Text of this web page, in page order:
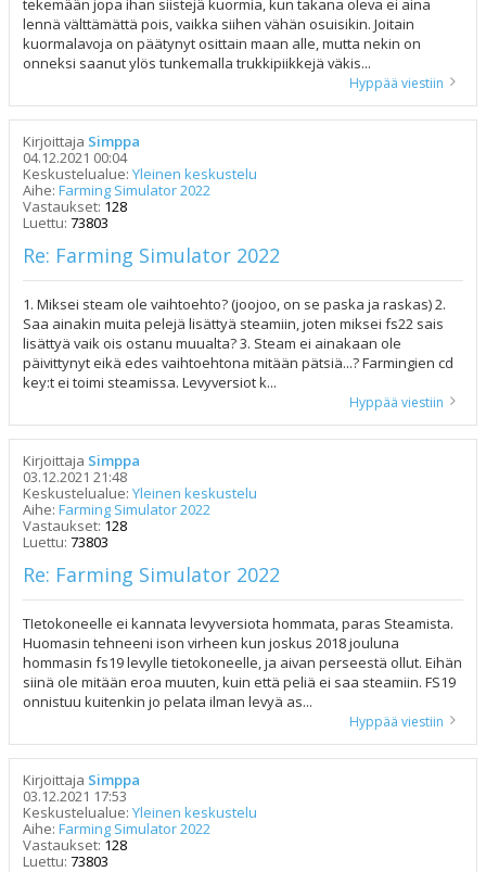
tekemään jopa ihan siistejä kuormia, kun takana oleva ei aina
lennä välttämättä pois, vaikka siihen vähän osuisikin. Joitain
kuormalavoja on päätynyt osittain maan alle, mutta nekin on
onneksi saanut ylös tunkemalla trukkipiikkejä väkis...
Hyppää viestiin
Kirjoittaja Simppa
04.12.2021 00:04
Keskustelualue: Yleinen keskustelu
Aihe: Farming Simulator 2022
Vastaukset: 128
Luettu: 73803
Re: Farming Simulator 2022
1. Miksei steam ole vaihtoehto? (joojoo, on se paska ja raskas) 2.
Saa ainakin muita pelejä lisättyä steamiin, joten miksei fs22 sais
lisättyä vaik ois ostanu muualta? 3. Steam ei ainakaan ole
päivittynyt eikä edes vaihtoehtona mitään pätsiä...? Farmingien cd
key:t ei toimi steamissa. Levyversiot k...
Hyppää viestiin
Kirjoittaja Simppa
03.12.2021 21:48
Keskustelualue: Yleinen keskustelu
Aihe: Farming Simulator 2022
Vastaukset: 128
Luettu: 73803
Re: Farming Simulator 2022
TIetokoneelle ei kannata levyversiota hommata, paras Steamista.
Huomasin tehneeni ison virheen kun joskus 2018 jouluna
hommasin fs19 levylle tietokoneelle, ja aivan perseestä ollut. Eihän
siinä ole mitään eroa muuten, kuin että peliä ei saa steamiin. FS19
onnistuu kuitenkin jo pelata ilman levyä as...
Hyppää viestiin
Kirjoittaja Simppa
03.12.2021 17:53
Keskustelualue: Yleinen keskustelu
Aihe: Farming Simulator 2022
Vastaukset: 128
Luettu: 73803